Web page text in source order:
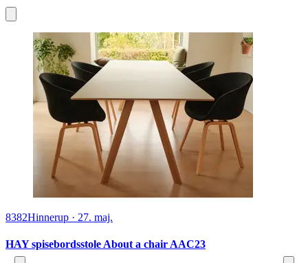
8382Hinnerup · 27. maj.
HAY spisebordsstole About a chair AAC23